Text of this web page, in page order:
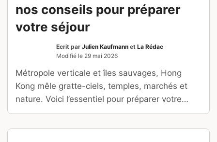
nos conseils pour préparer
votre séjour
Ecrit par Julien Kaufmann et La Rédac
Modifié le 29 mai 2026
Métropole verticale et îles sauvages, Hong
Kong mêle gratte-ciels, temples, marchés et
nature. Voici l’essentiel pour préparer votre
voyage.